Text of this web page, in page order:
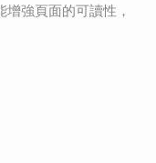
強頁面的可讀性，